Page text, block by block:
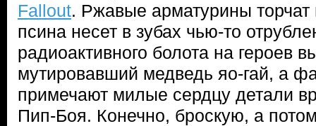
Fallout. Ржавые арматурины торчат
псина несет в зубах чью-то
радиоактивного болота на героев
мутировавший медведь яо-гай, а
примечают милые сердцу детали
Пип-Боя. Конечно, броскую, а